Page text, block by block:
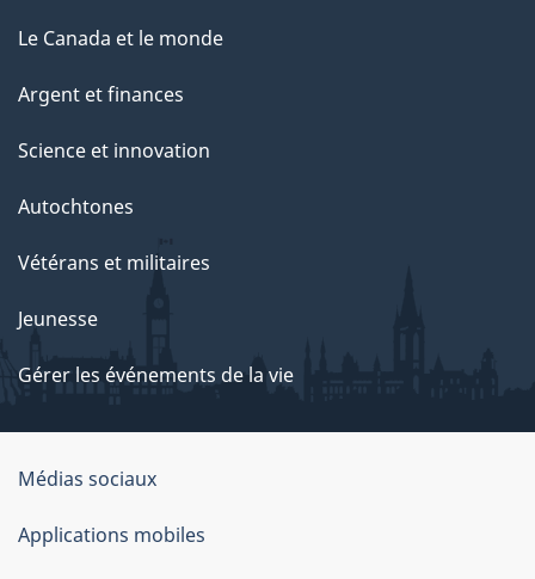
Le Canada et le monde
Argent et finances
Science et innovation
Autochtones
Vétérans et militaires
Jeunesse
Gérer les événements de la vie
Organisation
du
gouvernement
Médias sociaux
Applications mobiles